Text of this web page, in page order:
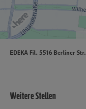
EDEKA Fil. 5516 Berliner Str.
Weitere Stellen